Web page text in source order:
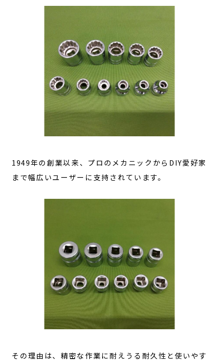
1949年の創業以来、プロのメカニックからDIY愛好家
まで幅広いユーザーに支持されています。
その理由は、精密な作業に耐えうる耐久性と使いやす